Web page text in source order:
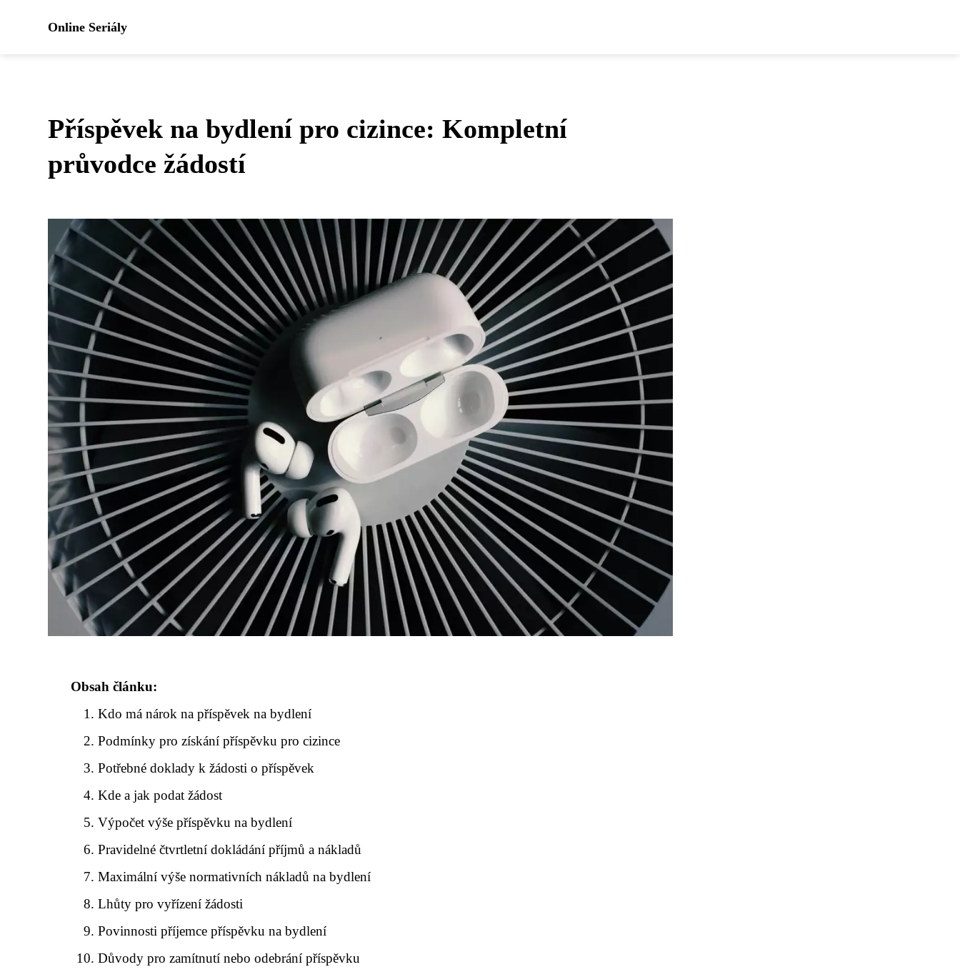
Online Seriály
Příspěvek na bydlení pro cizince: Kompletní
průvodce žádostí
Obsah článku:
Kdo má nárok na příspěvek na bydlení
Podmínky pro získání příspěvku pro cizince
Potřebné doklady k žádosti o příspěvek
Kde a jak podat žádost
Výpočet výše příspěvku na bydlení
Pravidelné čtvrtletní dokládání příjmů a nákladů
Maximální výše normativních nákladů na bydlení
Lhůty pro vyřízení žádosti
Povinnosti příjemce příspěvku na bydlení
Důvody pro zamítnutí nebo odebrání příspěvku